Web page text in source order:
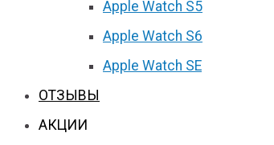
Apple Watch S5
Apple Watch S6
Apple Watch SE
ОТЗЫВЫ
АКЦИИ